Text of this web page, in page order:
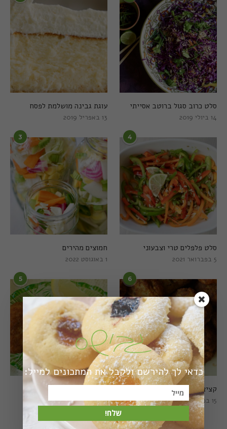
עוגת גבינה מושלמת לפסח
13 באפריל 2019
סלט כרוב סגול ברוטב אסייתי
14 ביולי 2019
3
חמוצים מהירים
1 באוגוסט 2022
4
סלט פלפלים טרי וצבעוני
5 בפברואר 2021
5
קציצות כרישה טבעוניות
מושלמות
20 במרץ 2018
6
קציצות כרישה מושלמות
15 במרץ 2018
כדאי לך להירשם ולקבל את המתכונים למייל:
שלח!